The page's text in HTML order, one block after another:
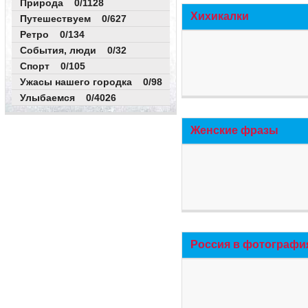
Природа 0/1128
Путешествуем 0/627
Ретро 0/134
События, люди 0/32
Спорт 0/105
Ужасы нашего городка 0/98
Улыбаемся 0/4026
Хихикалки
Женские фразы
Россия в